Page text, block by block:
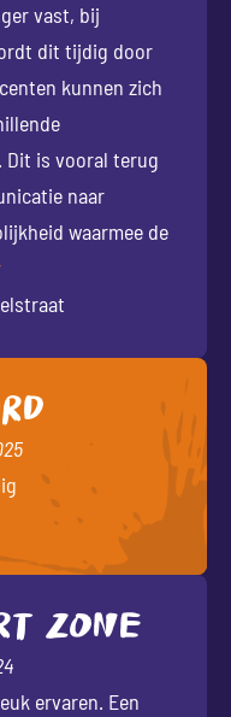
vast, bij
dit tijdig door
kunnen zich
Dit is vooral terug
naar
waarmee de
zone
ervaren. Een